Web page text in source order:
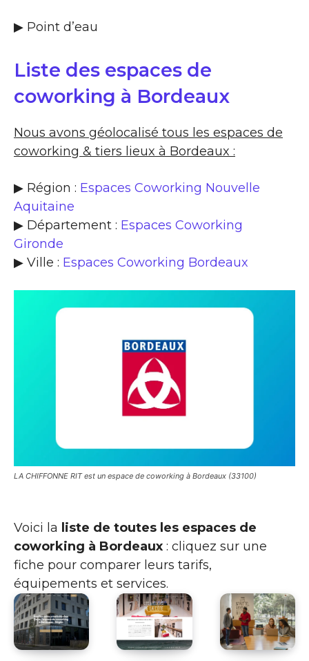
▶​ Point d’eau
Liste des espaces de
coworking à Bordeaux
Nous avons géolocalisé tous les espaces de
coworking & tiers lieux à Bordeaux :
▶ Région : Espaces Coworking Nouvelle
Aquitaine
▶ Département : Espaces Coworking
Gironde
▶ Ville : Espaces Coworking Bordeaux
LA CHIFFONNE RIT est un espace de coworking à Bordeaux (33100)
Voici la liste de toutes les espaces de
coworking à Bordeaux : cliquez sur une
fiche pour comparer leurs tarifs,
équipements et services.